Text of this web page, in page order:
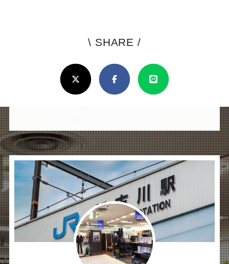
\ SHARE /
ろ
し
け
ば
シ
ェ
ア
し
て
く
X(Twitter)FacebookLine